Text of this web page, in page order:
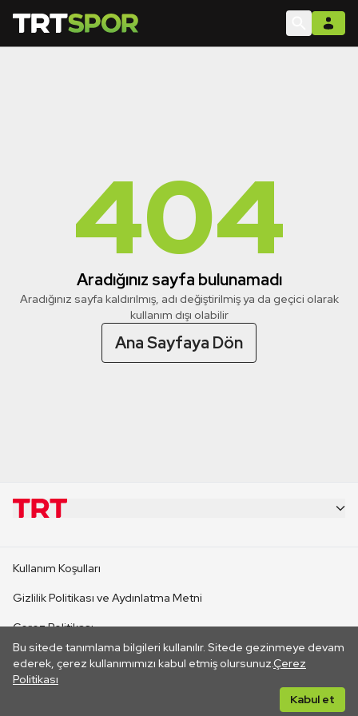
404
Aradığınız sayfa bulunamadı
Aradığınız sayfa kaldırılmış, adı değiştirilmiş ya da geçici olarak
kullanım dışı olabilir
Ana Sayfaya Dön
Bu sitede tanımlama bilgileri kullanılır. Sitede gezinmeye devam
ederek, çerez kullanımımızı kabul etmiş olursunuz.Çerez
Politikası
Kabul et
CANLI YAYINLAR
Kullanım Koşulları
Gizlilik Politikası ve Aydınlatma Metni
Çerez Politikası
İletişim
Her hakkı saklıdır. ©2026 TRT. Bağlantı yoluyla gidilen dış